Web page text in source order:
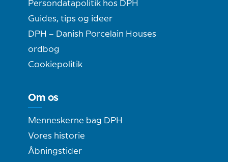
Persondatapolitik hos DPH
Guides, tips og ideer
DPH – Danish Porcelain Houses
ordbog
Cookiepolitik
Om os
Menneskerne bag DPH
Vores historie
Åbningstider